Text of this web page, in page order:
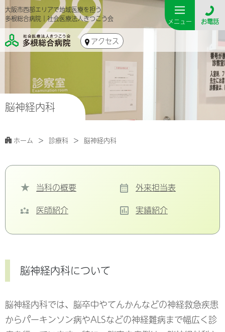
お電話
メニュー
大阪市西部エリアで地域医療を担う
多根総合病院｜社会医療法人きつこう会
アクセス
脳神経内科
ホーム 診療科 脳神経内科
当科の概要
外来担当表
医師紹介
実績紹介
脳神経内科について
脳神経内科では、脳卒中やてんかんなどの神経救急疾患
からパーキンソン病やALSなどの神経難病まで幅広く診